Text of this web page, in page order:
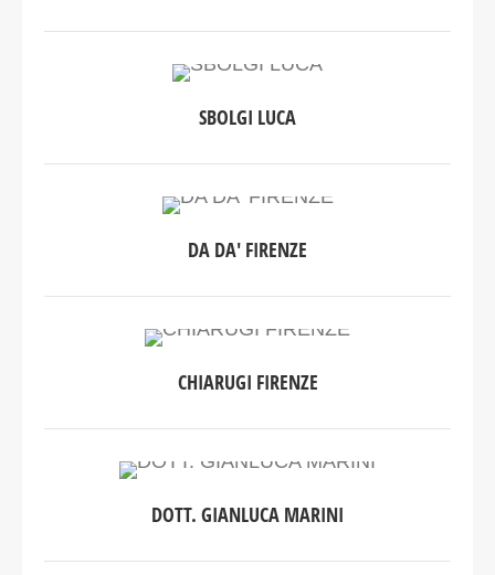
SBOLGI LUCA
DA DA' FIRENZE
CHIARUGI FIRENZE
DOTT. GIANLUCA MARINI